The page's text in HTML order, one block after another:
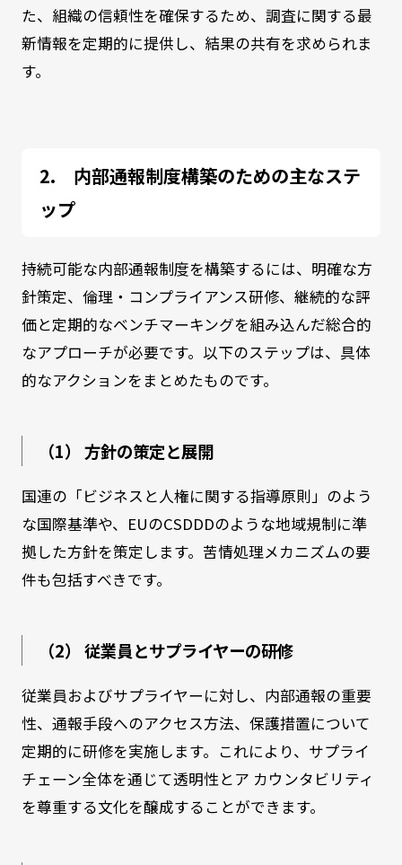
た、組織の信頼性を確保するため、調査に関する最
新情報を定期的に提供し、結果の共有を求められま
す。
内部通報制度構築のための主なステ
ップ
持続可能な内部通報制度を構築するには、明確な方
針策定、倫理・コンプライアンス研修、継続的な評
価と定期的なベンチマーキングを組み込んだ総合的
なアプローチが必要です。以下のステップは、具体
的なアクションをまとめたものです。
（1） 方針の策定と展開
国連の「ビジネスと人権に関する指導原則」のよう
な国際基準や、EUのCSDDDのような地域規制に準
拠した方針を策定します。苦情処理メカニズムの要
件も包括すべきです。
（2） 従業員とサプライヤーの研修
従業員およびサプライヤーに対し、内部通報の重要
性、通報手段へのアクセス方法、保護措置について
定期的に研修を実施します。これにより、サプライ
チェーン全体を通じて透明性とア カウンタビリティ
を尊重する文化を醸成することができます。